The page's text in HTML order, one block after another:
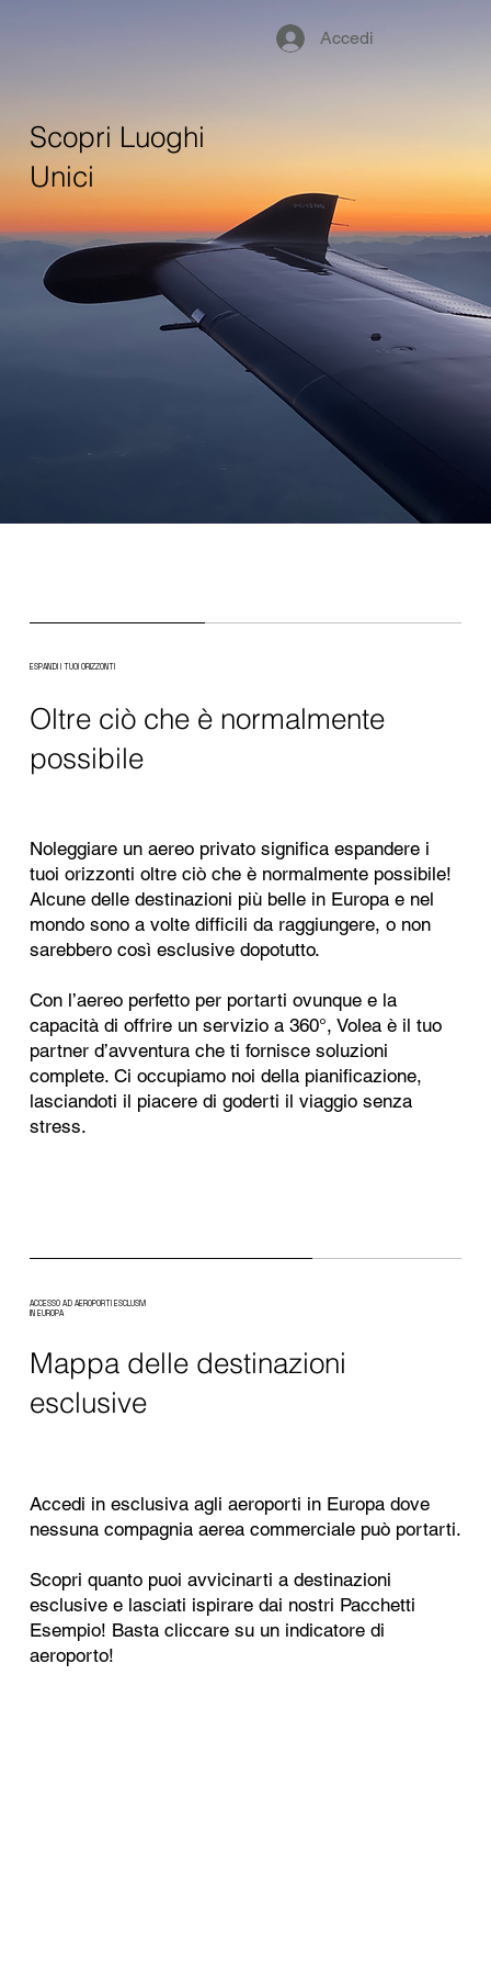
Accedi
Scopri Luoghi
Unici
ESPANDI I TUOI ORIZZONTI
Oltre ciò che è normalmente
possibile
Noleggiare un aereo privato significa espandere i
tuoi orizzonti oltre ciò che è normalmente possibile!
Alcune delle destinazioni più belle in Europa e nel
mondo sono a volte difficili da raggiungere, o non
sarebbero così esclusive dopotutto.
Con l’aereo perfetto per portarti ovunque e la
capacità di offrire un servizio a 360°, Volea è il tuo
partner d’avventura che ti fornisce soluzioni
complete. Ci occupiamo noi della pianificazione,
lasciandoti il piacere di goderti il viaggio senza
stress.
ACCESSO AD AEROPORTI ESCLUSIVI
IN EUROPA
Mappa delle destinazioni
esclusive
Accedi in esclusiva agli aeroporti in Europa dove
nessuna compagnia aerea commerciale può portarti.
Scopri quanto puoi avvicinarti a destinazioni
esclusive e lasciati ispirare dai nostri Pacchetti
Esempio! Basta cliccare su un indicatore di
aeroporto!